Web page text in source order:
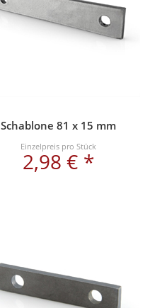
Schablone 81 x 15 mm
Einzelpreis pro Stück
2,98 € *